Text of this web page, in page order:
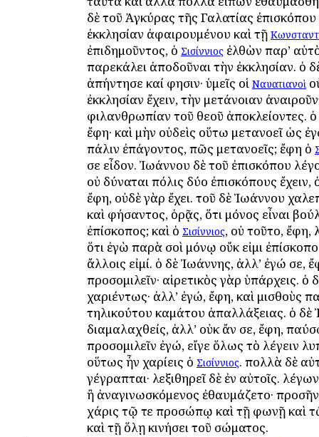
δὲ τοῦ Ἀγκύρας τῆς Γαλατίας ἐπισκόπου
ἐκκλησίαν ἀφαιρουμένου καὶ τῇ
ἐπιδημοῦντος, ὁ Σισίννιος ἐλθὼν παρ’
παρεκάλει ἀποδοῦναι τὴν ἐκκλησίαν. ὁ
ἀπήντησε καί φησιν· ὑμεῖς οἱ Ναυατιανοὶ
ἐκκλησίαν ἔχειν, τὴν μετάνοιαν
φιλανθρωπίαν τοῦ θεοῦ ἀποκλείοντες.
ἔφη· καὶ μὴν οὐδεὶς οὕτω μετανοεῖ ὡς
πάλιν ἐπάγοντος, πῶς μετανοεῖς; ἔφη ὁ
σε εἶδον. Ἰωάννου δὲ τοῦ ἐπισκόπου
οὐ δύναται πόλις δύο ἐπισκόπους ἔχειν,
ἔφη, οὐδὲ γὰρ ἔχει. τοῦ δὲ Ἰωάννου
καὶ φήσαντος, ὁρᾷς, ὅτι μόνος εἶναι
ἐπίσκοπος; καὶ ὁ Σισίννιος, οὐ τοῦτο, ἔφη,
ὅτι ἐγὼ παρὰ σοὶ μόνῳ οὔκ εἰμι
ἄλλοις εἰμί. ὁ δὲ Ἰωάννης, ἀλλ’ ἐγώ σε,
προσομιλεῖν· αἱρετικὸς γὰρ ὑπάρχεις. ὁ
χαριέντως· ἀλλ’ ἐγώ, ἔφη, καὶ μισθοὺς
τηλικούτου καμάτου ἀπαλλάξειας. ὁ δὲ
διαμαλαχθείς, ἀλλ’ οὐκ ἄν σε, ἔφη,
προσομιλεῖν ἐγώ, εἴγε ὅλως τὸ λέγειν
οὕτως ἦν χαρίεις ὁ Σισίννιος. πολλὰ δὲ
γέγραπται· λεξιθηρεῖ δὲ ἐν αὐτοῖς.
ἢ ἀναγινωσκόμενος ἐθαυμάζετο·
χάρις τῷ τε προσώπῳ καὶ τῇ φωνῇ καὶ
καὶ τῇ ὅλῃ κινήσει τοῦ σώματος.